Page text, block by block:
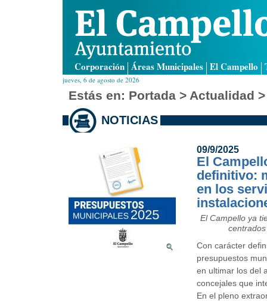
Corporación Áreas Municipales El Campello
jueves, 6 de agosto de 2026
Estás en: Portada > Actualidad
NOTICIAS
09/9/2025
El
definitivo:
en los
El Campello ya
Con carácter
presupuestos
en ultimar los del
concejales que
En el pleno